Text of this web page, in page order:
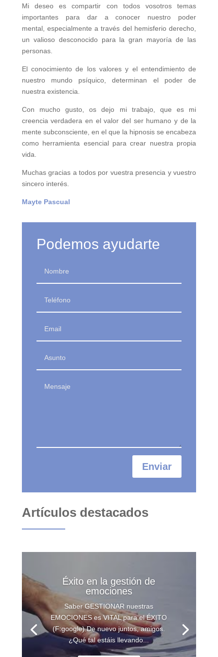
Mi deseo es compartir con todos vosotros temas
importantes para
dar a conocer nuestro poder
mental, especialmente a través del hemisferio derecho,
un valioso desconocido para la gran mayoría de las
personas.
El conocimiento de los valores y el entendimiento de
nuestro mundo psíquico, determinan el poder de
nuestra existencia.
Con mucho gusto, os dejo mi trabajo, que es mi
creencia verdadera en el valor del ser humano y de la
mente subconsciente, en el que la hipnosis se encabeza
como herramienta esencial para crear nuestra propia
vida.
Muchas gracias a todos por vuestra presencia y vuestro
sincero interés.
Mayte Pascual
Podemos ayudarte
Enviar
Artículos destacados
Éxito en la gestión de
emociones
Saber GESTIONAR nuestras
EMOCIONES es VITAL para el ÉXITO
(F:google) De nuevo juntos, amigos.
¿Qué tal estáis llevando...